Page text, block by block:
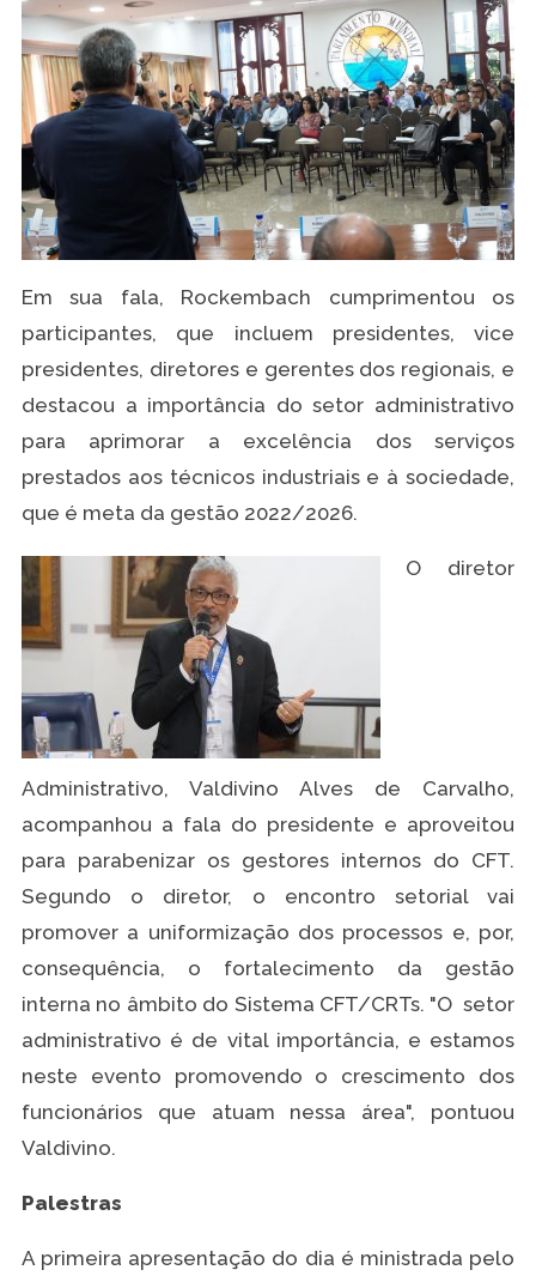
Em sua fala, Rockembach cumprimentou os
participantes, que incluem presidentes, vice
presidentes, diretores e gerentes dos regionais, e
destacou a importância do setor administrativo
para aprimorar a excelência dos serviços
prestados aos técnicos industriais e à sociedade,
que é meta da gestão 2022/2026.
O diretor
Administrativo, Valdivino Alves de Carvalho,
acompanhou a fala do presidente e aproveitou
para parabenizar os gestores internos do CFT.
Segundo o diretor, o encontro setorial vai
promover a uniformização dos processos e, por,
consequência, o fortalecimento da gestão
interna no âmbito do Sistema CFT/CRTs. "O setor
administrativo é de vital importância, e estamos
neste evento promovendo o crescimento dos
funcionários que atuam nessa área", pontuou
Valdivino.
Palestras
A primeira apresentação do dia é ministrada pelo